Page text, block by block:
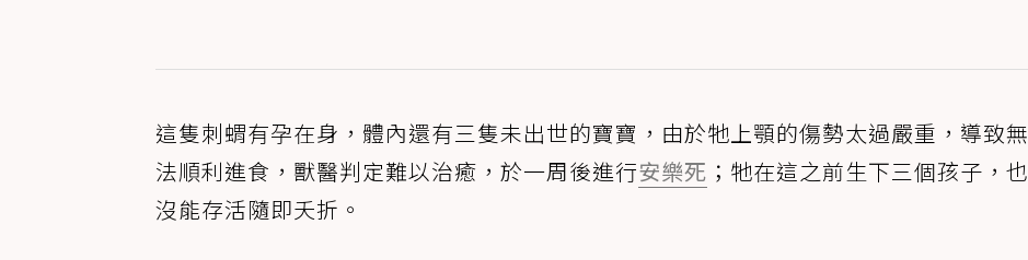
這隻刺蝟有孕在身，體內還有三隻未出世的寶寶，由於牠上顎的傷勢太過嚴重，導致無
法順利進食，獸醫判定難以治癒，於一周後進行安樂死 ；牠在這之前生下三個孩子，也
沒能存活隨即夭折。